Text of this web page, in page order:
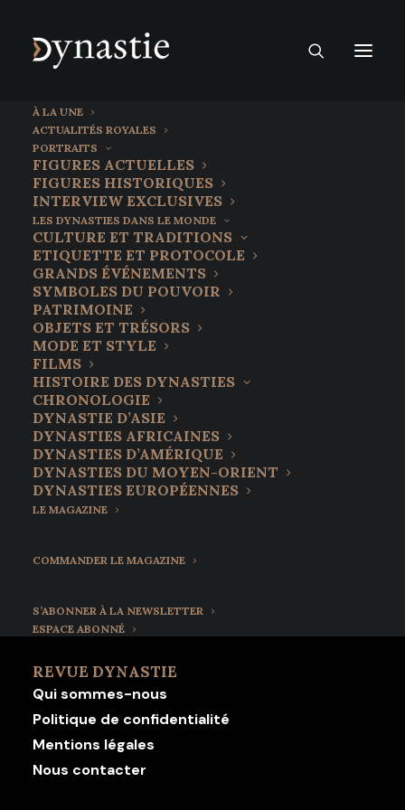
À LA UNE
ACTUALITÉS ROYALES
PORTRAITS
FIGURES ACTUELLES
FIGURES HISTORIQUES
INTERVIEW EXCLUSIVES
LES DYNASTIES DANS LE MONDE
CULTURE ET TRADITIONS
ETIQUETTE ET PROTOCOLE
GRANDS ÉVÉNEMENTS
SYMBOLES DU POUVOIR
PATRIMOINE
OBJETS ET TRÉSORS
MODE ET STYLE
FILMS
HISTOIRE DES DYNASTIES
CHRONOLOGIE
DYNASTIE D’ASIE
DYNASTIES AFRICAINES
DYNASTIES D’AMÉRIQUE
DYNASTIES DU MOYEN-ORIENT
DYNASTIES EUROPÉENNES
LE MAGAZINE
COMMANDER LE MAGAZINE
S’ABONNER À LA NEWSLETTER
ESPACE ABONNÉ
3 juillet 2026
Auguste Escoffier : Maître de la
cuisine moderne
REVUE DYNASTIE
Qui sommes-nous
Politique de confidentialité
Mentions légales
Nous contacter